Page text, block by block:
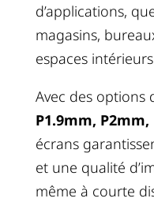
d’applications,
magasins,
espaces
Avec des options
P1.9mm,
écrans
et une qualité
même à courte